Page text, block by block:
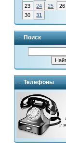
23
24 25 26
30
31
Поиск
Телефоны